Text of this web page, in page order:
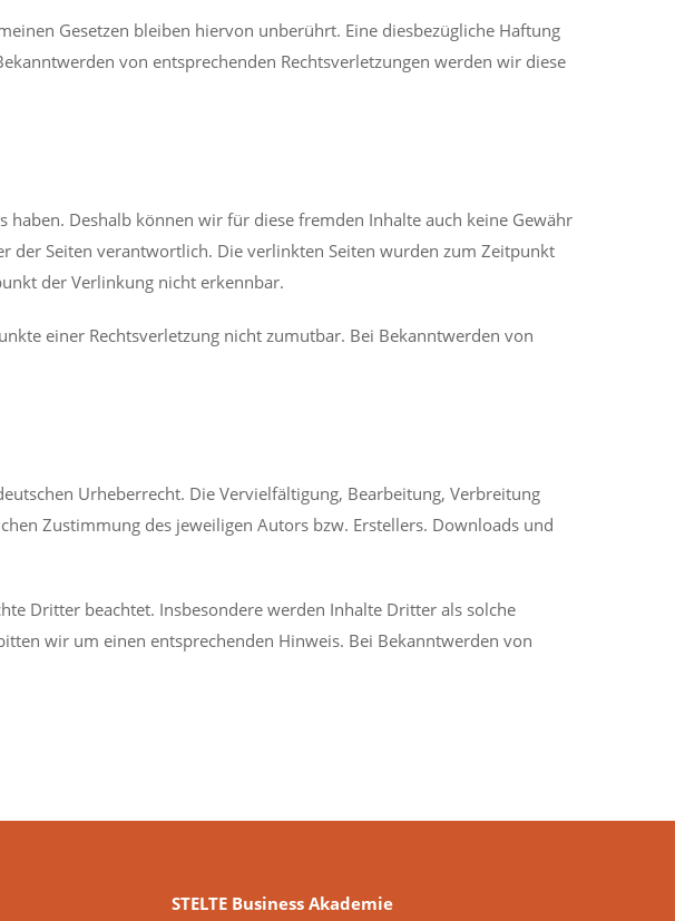
Gesetzen bleiben hiervon unberührt. Eine diesbezügliche Haftung
von entsprechenden Rechtsverletzungen werden wir diese
Deshalb können wir für diese fremden Inhalte auch keine Gewähr
der Seiten verantwortlich. Die verlinkten Seiten wurden zum Zeitpunkt
der Verlinkung nicht erkennbar.
einer Rechtsverletzung nicht zumutbar. Bei Bekanntwerden von
Urheberrecht. Die Vervielfältigung, Bearbeitung, Verbreitung
Zustimmung des jeweiligen Autors bzw. Erstellers. Downloads und
Dritter beachtet. Insbesondere werden Inhalte Dritter als solche
wir um einen entsprechenden Hinweis. Bei Bekanntwerden von
STELTE Business Akademie